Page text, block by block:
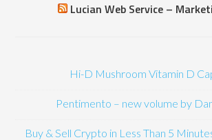
Lucian Web Service –
Hi-D Mushroom Vitamin D
Pentimento – new volume by
Buy & Sell Crypto in Less Than 5